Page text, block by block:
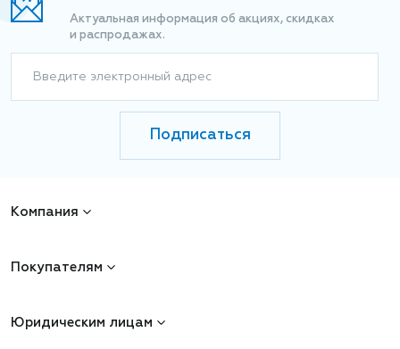
Актуальная информация об акциях, скидках
и распродажах.
Введите электронный адрес
Подписаться
Компания
Покупателям
Юридическим лицам